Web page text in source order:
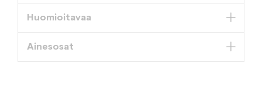
Huomioitavaa
Ainesosat